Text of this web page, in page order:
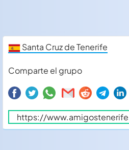
Santa Cruz de Tenerife
Comparte el grupo